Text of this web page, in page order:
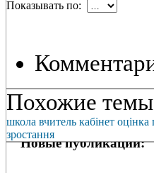
Показывать по:
Похожие темы
школа вчитель кабінет оцінка
зростання
Новые публикации: